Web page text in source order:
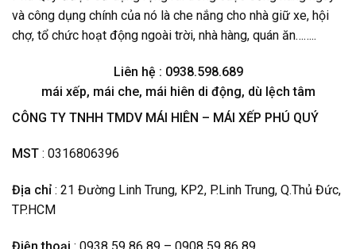
và công dụng chính của nó là che nắng cho nhà giữ xe, hội
chợ, tổ chức hoạt động ngoài trời, nhà hàng, quán ăn……..
Liên hệ : 0938.598.689
mái xếp, mái che, mái hiên di động, dù lệch tâm
CÔNG TY TNHH TMDV MÁI HIÊN – MÁI XẾP PHÚ QUÝ
MST : 0316806396
Địa chỉ : 21 Đường Linh Trung, KP2, P.Linh Trung, Q.Thủ Đức,
TP.HCM